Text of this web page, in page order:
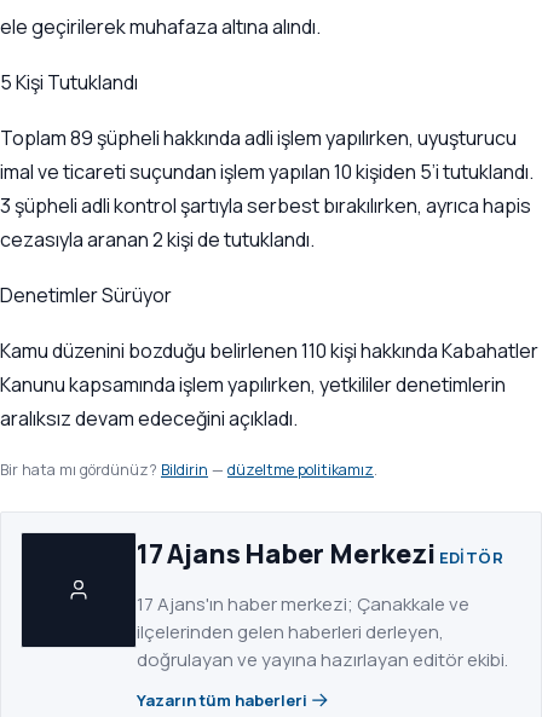
ele geçirilerek muhafaza altına alındı.
5 Kişi Tutuklandı
Toplam 89 şüpheli hakkında adli işlem yapılırken, uyuşturucu
imal ve ticareti suçundan işlem yapılan 10 kişiden 5’i tutuklandı.
3 şüpheli adli kontrol şartıyla serbest bırakılırken, ayrıca hapis
cezasıyla aranan 2 kişi de tutuklandı.
Denetimler Sürüyor
Kamu düzenini bozduğu belirlenen 110 kişi hakkında Kabahatler
Kanunu kapsamında işlem yapılırken, yetkililer denetimlerin
aralıksız devam edeceğini açıkladı.
Bir hata mı gördünüz? Bildirin — düzeltme politikamız.
17 Ajans Haber Merkezi EDITÖR
17 Ajans'ın haber merkezi; Çanakkale ve
ilçelerinden gelen haberleri derleyen,
doğrulayan ve yayına hazırlayan editör ekibi.
Yazarın tüm haberleri